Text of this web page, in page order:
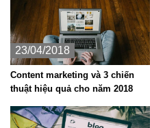
23/04/2018
Content marketing và 3 chiến
thuật hiệu quả cho năm 2018